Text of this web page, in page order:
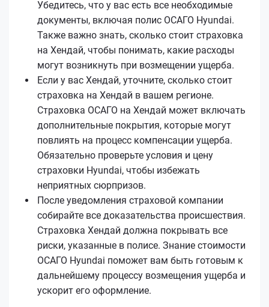
Убедитесь, что у вас есть все необходимые
документы, включая полис ОСАГО Hyundai.
Также важно знать, сколько стоит страховка
на Хендай, чтобы понимать, какие расходы
могут возникнуть при возмещении ущерба.
Если у вас Хендай, уточните, сколько стоит
страховка на Хендай в вашем регионе.
Страховка ОСАГО на Хендай может включать
дополнительные покрытия, которые могут
повлиять на процесс компенсации ущерба.
Обязательно проверьте условия и цену
страховки Hyundai, чтобы избежать
неприятных сюрпризов.
После уведомления страховой компании
собирайте все доказательства происшествия.
Страховка Хендай должна покрывать все
риски, указанные в полисе. Знание стоимости
ОСАГО Hyundai поможет вам быть готовым к
дальнейшему процессу возмещения ущерба и
ускорит его оформление.